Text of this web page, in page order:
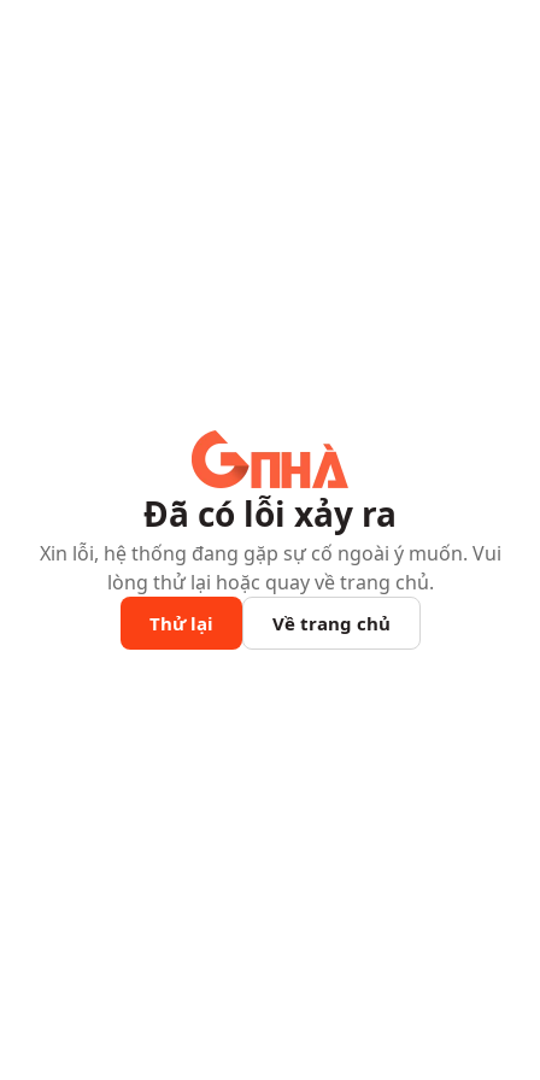
Đã có lỗi xảy ra
Xin lỗi, hệ thống đang gặp sự cố ngoài ý muốn. Vui
lòng thử lại hoặc quay về trang chủ.
Thử lại Về trang chủ